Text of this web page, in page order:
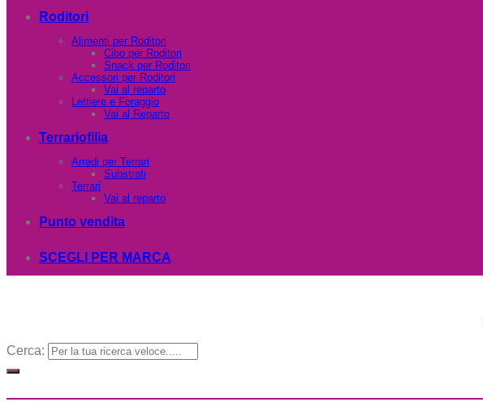
Roditori
Alimenti per Roditori
Cibo per Roditori
Snack per Roditori
Accessori per Roditori
Vai al reparto
Lettiere e Foraggio
Vai al Reparto
Terrariofilia
Arredi per Terrari
Substrati
Terrari
Vai al reparto
Punto vendita
SCEGLI PER MARCA
Cerca: